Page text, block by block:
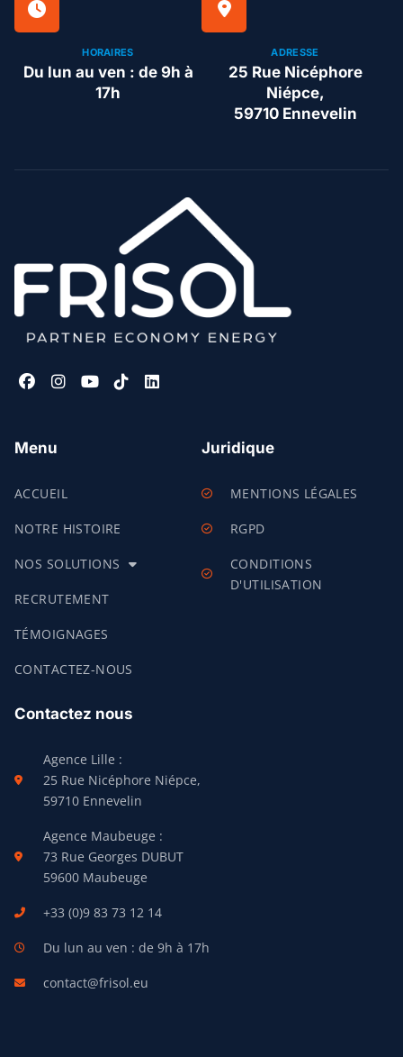
HORAIRES
Du lun au ven : de 9h à
17h
ADRESSE
25 Rue Nicéphore
Niépce,
59710 Ennevelin
Menu
ACCUEIL
NOTRE HISTOIRE
NOS SOLUTIONS
RECRUTEMENT
TÉMOIGNAGES
CONTACTEZ-NOUS
Juridique
MENTIONS LÉGALES
RGPD
CONDITIONS
D'UTILISATION
Contactez nous
Agence Lille :
25 Rue Nicéphore Niépce,
59710 Ennevelin
Agence Maubeuge :
73 Rue Georges DUBUT
59600 Maubeuge
+33 (0)9 83 73 12 14
Du lun au ven : de 9h à 17h
contact@frisol.eu